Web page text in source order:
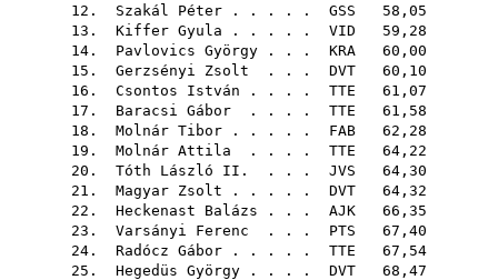
12. Szakál Péter . . . . . GSS 58,05
13. Kiffer Gyula . . . . . VID 59,28
14. Pavlovics György . . . KRA 60,00
15. Gerzsényi Zsolt . . . DVT 60,10
16. Csontos István . . . . TTE 61,07
17. Baracsi Gábor . . . . TTE 61,58
18. Molnár Tibor . . . . . FAB 62,28
19. Molnár Attila . . . . TTE 64,22
20. Tóth László II. . . . JVS 64,30
21. Magyar Zsolt . . . . . DVT 64,32
22. Heckenast Balázs . . . AJK 66,35
23. Varsányi Ferenc . . . PTS 67,40
24. Radócz Gábor . . . . . TTE 67,54
25. Hegedüs György . . . . DVT 68,47